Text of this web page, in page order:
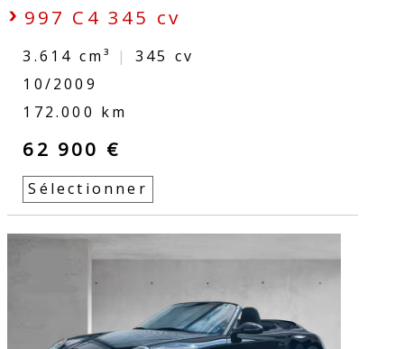
997 C4 345 cv
3.614 cm³ | 345 cv
10/2009
172.000 km
62 900 €
Sélectionner